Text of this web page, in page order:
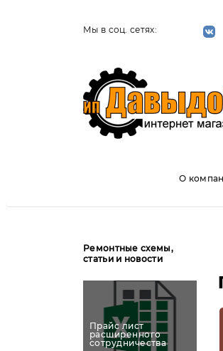
Мы в соц. сетях:
О
Ремонтные схемы,
статьи и новости
Прайс лист
расширенного
сотрудничества